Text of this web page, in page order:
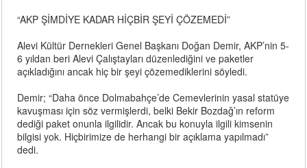
“AKP ŞİMDİYE KADAR HİÇBİR ŞEYİ ÇÖZEMEDİ”
Alevi Kültür Dernekleri Genel Başkanı Doğan Demir, AKP’nin 5-
6 yıldan beri Alevi Çalıştayları düzenlediğini ve paketler
açıkladığını ancak hiç bir şeyi çözemediklerini söyledi.
Demir; “Daha önce Dolmabahçe’de Cemevlerinin yasal statüye
kavuşması için söz vermişlerdi, belki Bekir Bozdağ’ın reform
dediği paket onunla ilgilidir. Ancak bu konuyla ilgili kimsenin
bilgisi yok. Hiçbirimize de herhangi bir açıklama yapılmadı”
dedi.